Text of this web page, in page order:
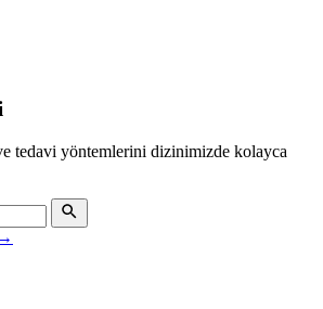
tedavi yöntemlerini dizinimizde kolayca
→